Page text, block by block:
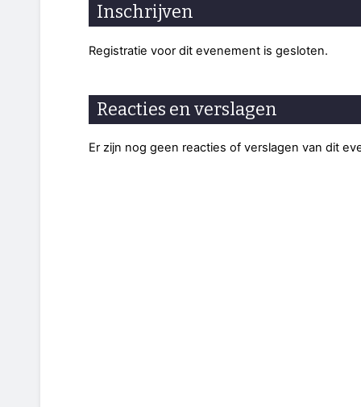
Inschrijven
Registratie voor dit evenement is gesloten.
Reacties en verslagen
Er zijn nog geen reacties of verslagen van dit